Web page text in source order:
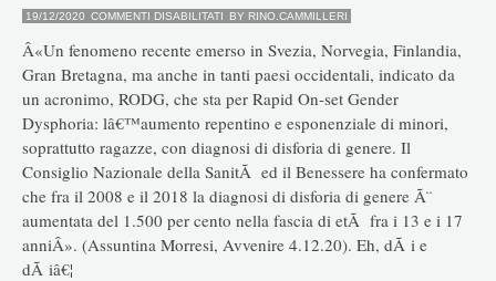
19/12/2020 COMMENTI DISABILITATI SU
BY RINO.CAMMILLERI
Â«Un fenomeno recente emerso in Svezia, Norvegia, Finlandia,
Gran Bretagna, ma anche in tanti paesi occidentali, indicato da
un acronimo, RODG, che sta per Rapid On-set Gender
Dysphoria: lâ€™aumento repentino e esponenziale di minori,
soprattutto ragazze, con diagnosi di disforia di genere. Il
Consiglio Nazionale della SanitÃ ed il Benessere ha confermato
che fra il 2008 e il 2018 la diagnosi di disforia di genere Ã¨
aumentata del 1.500 per cento nella fascia di etÃ fra i 13 e i 17
anniÂ». (Assuntina Morresi, Avvenire 4.12.20). Eh, dÃ i e
dÃ iâ€¦